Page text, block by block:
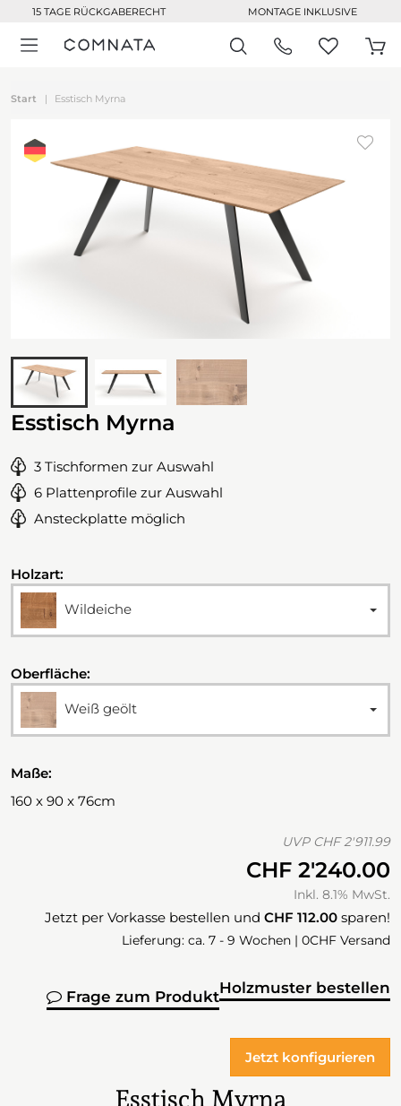
15 TAGE RÜCKGABERECHT MONTAGE INKLUSIVE
Start Esstisch Myrna
Esstisch Myrna
3 Tischformen zur Auswahl
6 Plattenprofile zur Auswahl
Ansteckplatte möglich
Holzart:
Wildeiche
Oberfläche:
Weiß geölt
Maße:
160 x 90 x 76cm
UVP CHF 2'911.99
CHF 2'240.00
Inkl. 8.1% MwSt.
Jetzt per Vorkasse bestellen und CHF 112.00 sparen!
Lieferung: ca. 7 - 9 Wochen | 0CHF Versand
Holzmuster bestellen
Frage zum Produkt
Jetzt konfigurieren
Esstisch Myrna